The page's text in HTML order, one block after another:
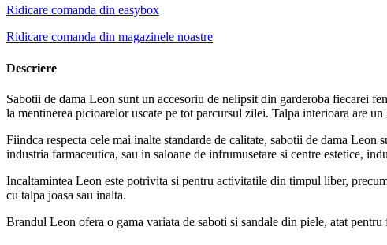
Ridicare comanda din easybox
Ridicare comanda din magazinele noastre
Descriere
Sabotii de dama Leon sunt un accesoriu de nelipsit din garderoba fiecarei
la mentinerea picioarelor uscate pe tot parcursul zilei. Talpa interioara are
Fiindca respecta cele mai inalte standarde de calitate, sabotii de dama
industria farmaceutica, sau in saloane de infrumusetare si centre estetice,
Incaltamintea Leon este potrivita si pentru activitatile din timpul liber,
cu talpa joasa sau inalta.
Brandul Leon ofera o gama variata de saboti si sandale din piele, atat